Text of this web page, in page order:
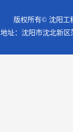
版权所有© 沈阳工
地址：沈阳市沈北新区